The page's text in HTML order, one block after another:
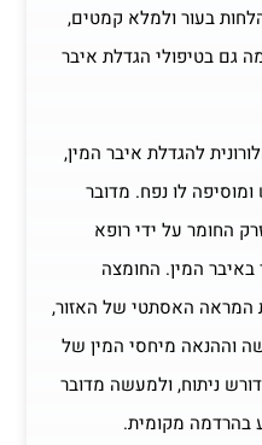
בעור ולמלא קמטים,
גם בטיפולי הגדלת איבר
להגדלת איבר המין,
לו נפח. מדובר
החומר על ידי רופא
באיבר המין. החומצה
המראה האסתטי של האזור,
וההנאה מיחסי המין של
ניתוח, ולמעשה מדובר
בהרדמה מקומית.